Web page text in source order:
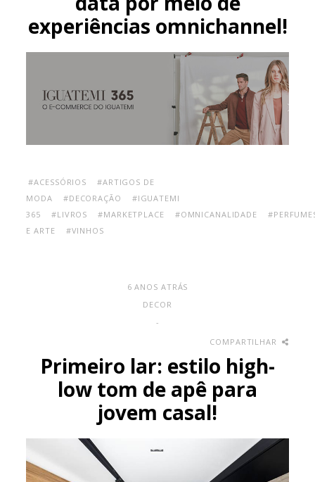
experiências omnichannel!
#ACESSÓRIOS
#ARTIGOS DE
MODA
#DECORAÇÃO
#IGUATEMI
365
#LIVROS #MARKETPLACE #OMNICANALIDADE
E ARTE
#VINHOS
6 ANOS ATRÁS
DECOR
-
COMPARTILHAR
Primeiro lar: estilo high-
low tom de apê para
jovem casal!